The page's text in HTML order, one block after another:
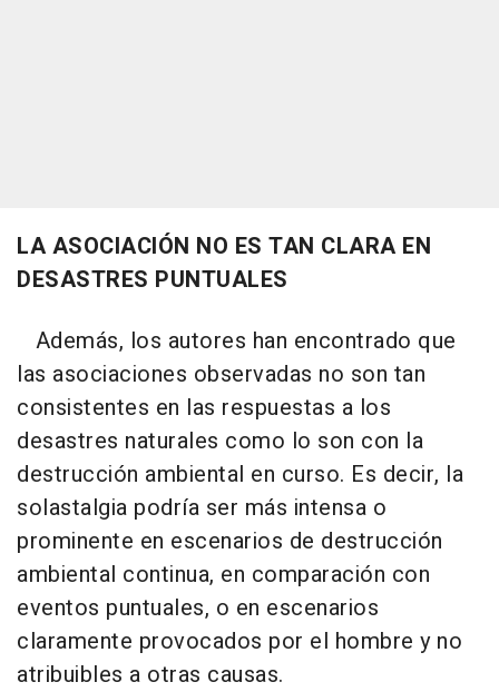
LA ASOCIACIÓN NO ES TAN CLARA EN
DESASTRES PUNTUALES
Además, los autores han encontrado que
las asociaciones observadas no son tan
consistentes en las respuestas a los
desastres naturales como lo son con la
destrucción ambiental en curso. Es decir, la
solastalgia podría ser más intensa o
prominente en escenarios de destrucción
ambiental continua, en comparación con
eventos puntuales, o en escenarios
claramente provocados por el hombre y no
atribuibles a otras causas.